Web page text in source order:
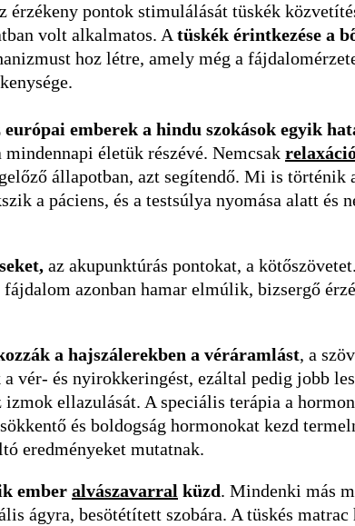
érzékeny pontok stimulálását tüskék
volt alkalmatos. A tüskék érintkezése a
hoz létre, amely még a
emberek a hindu szokások egyik
mindennapi életük részévé. Nemcsak
állapotban, azt segítendő. Mi is történik
a páciens, és a testsúlya nyomása alatt és
az akupunktúrás pontokat, a
azonban hamar elmúlik, bizsergő
a hajszálerekben a véráramlást, a
vér- és nyirokkeringést, ezáltal pedig jobb
ellazulását. A speciális terápia a
és boldogság hormonokat kezd
eredményeket mutatnak.
ember alvászavarral küzd. Mindenki más
ágyra, besötétített szobára. A tüskés matrac